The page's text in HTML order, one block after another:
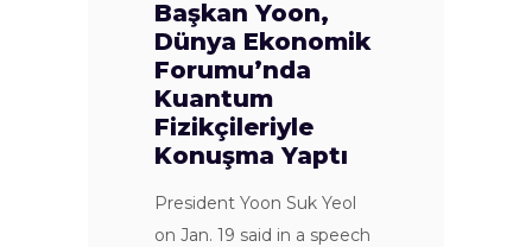
Başkan Yoon,
Dünya Ekonomik
Forumu’nda
Kuantum
Fizikçileriyle
Konuşma Yaptı
President Yoon Suk Yeol
on Jan. 19 said in a speech